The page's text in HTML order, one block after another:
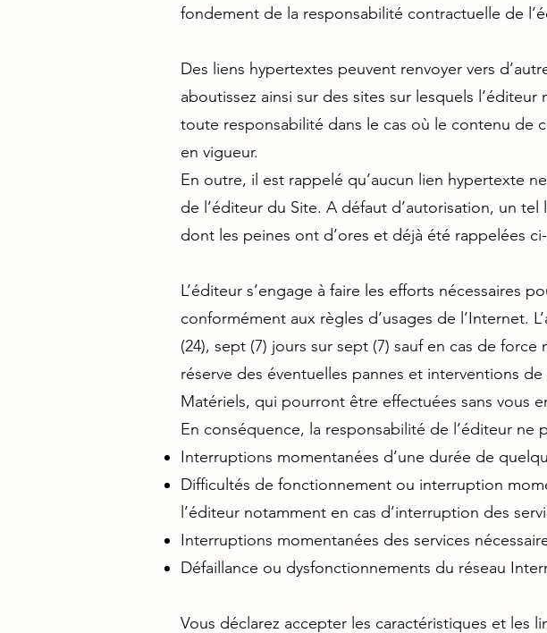
fondement de la responsabilité contractuelle de
Des liens hypertextes peuvent renvoyer vers
aboutissez ainsi sur des sites sur lesquels
toute responsabilité dans le cas où le contenu de
en vigueur.
En outre, il est rappelé qu’aucun lien hypertexte
de l’éditeur du Site. A défaut d’autorisation, un
dont les peines ont d’ores et déjà été rappelées
L’éditeur s’engage à faire les efforts nécessaires
conformément aux règles d’usages de l’Internet.
(24), sept (7) jours sur sept (7) sauf en cas de
réserve des éventuelles pannes et interventions
Matériels, qui pourront être effectuées sans vous
En conséquence, la responsabilité de l’éditeur ne
Interruptions momentanées d’une durée de
Difficultés de fonctionnement ou interruption
l’éditeur notamment en cas d’interruption des
Interruptions momentanées des services
Défaillance ou dysfonctionnements du réseau
Vous déclarez accepter les caractéristiques et les